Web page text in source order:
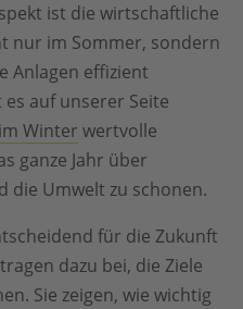
ist die wirtschaftliche
nur im Sommer, sondern
Anlagen effizient
auf unserer Seite
Winter wertvolle
ganze Jahr über
die Umwelt zu schonen.
für die Zukunft
dazu bei, die Ziele
Sie zeigen, wie wichtig